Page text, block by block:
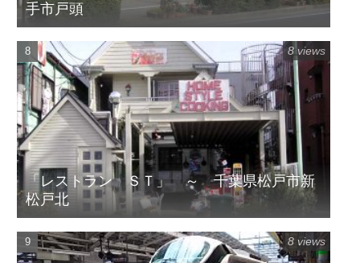
手市戸頭
「レストラン ＳＴ」 ～ 千葉県松戸市新
松戸北
8 views
8 views